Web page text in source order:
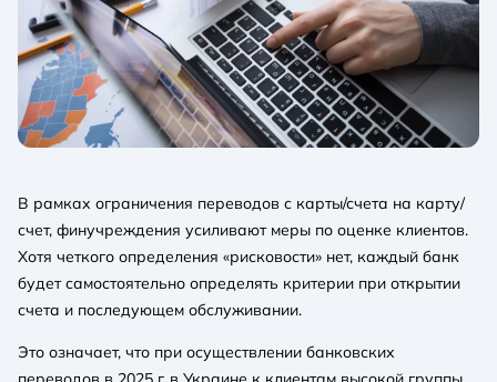
В рамках ограничения переводов с карты/счета на карту/
счет, финучреждения усиливают меры по оценке клиентов.
Хотя четкого определения «рисковости» нет, каждый банк
будет самостоятельно определять критерии при открытии
счета и последующем обслуживании.
Это означает, что при осуществлении банковских